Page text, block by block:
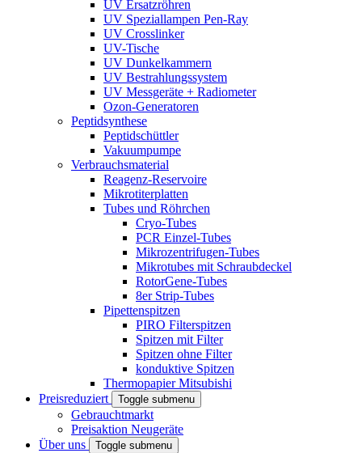
UV Ersatzröhren
UV Speziallampen Pen-Ray
UV Crosslinker
UV-Tische
UV Dunkelkammern
UV Bestrahlungssystem
UV Messgeräte + Radiometer
Ozon-Generatoren
Peptidsynthese
Peptidschüttler
Vakuumpumpe
Verbrauchsmaterial
Reagenz-Reservoire
Mikrotiterplatten
Tubes und Röhrchen
Cryo-Tubes
PCR Einzel-Tubes
Mikrozentrifugen-Tubes
Mikrotubes mit Schraubdeckel
RotorGene-Tubes
8er Strip-Tubes
Pipettenspitzen
PIRO Filterspitzen
Spitzen mit Filter
Spitzen ohne Filter
konduktive Spitzen
Thermopapier Mitsubishi
Preisreduziert
Toggle submenu
Gebrauchtmarkt
Preisaktion Neugeräte
Über uns
Toggle submenu